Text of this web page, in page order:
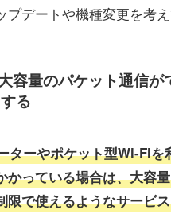
プデートや機種変更を考え
容量のパケット通信が
る
ターやポケット型Wi-Fiを
かっている場合は、大容
限で使えるようなサービ